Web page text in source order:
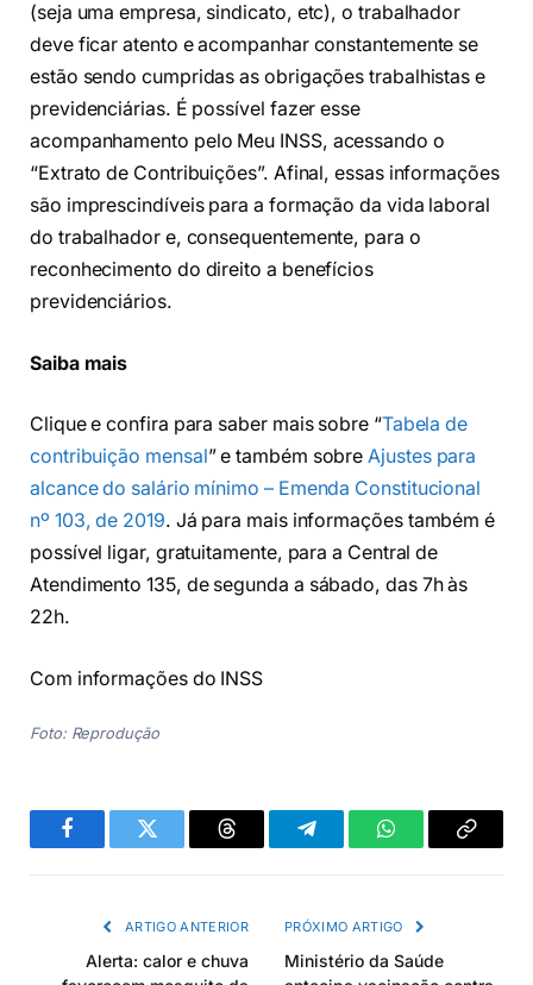
(seja uma empresa, sindicato, etc), o trabalhador
deve ficar atento e acompanhar constantemente se
estão sendo cumpridas as obrigações trabalhistas e
previdenciárias. É possível fazer esse
acompanhamento pelo Meu INSS, acessando o
“Extrato de Contribuições”. Afinal, essas informações
são imprescindíveis para a formação da vida laboral
do trabalhador e, consequentemente, para o
reconhecimento do direito a benefícios
previdenciários.
Saiba mais
Clique e confira para saber mais sobre “Tabela de
contribuição mensal” e também sobreAjustes para
alcance do salário mínimo – Emenda Constitucional
nº 103, de 2019. Já para mais informações também é
possível ligar, gratuitamente, para a Central de
Atendimento 135, de segunda a sábado, das 7h às
22h.
Com informações do INSS
Foto: Reprodução
FacebookTwitter Threads TelegramWhatsAppCopiar
ARTIGO ANTERIOR
Alerta: calor e chuva
PRÓXIMO ARTIGO
Ministério da Saúde